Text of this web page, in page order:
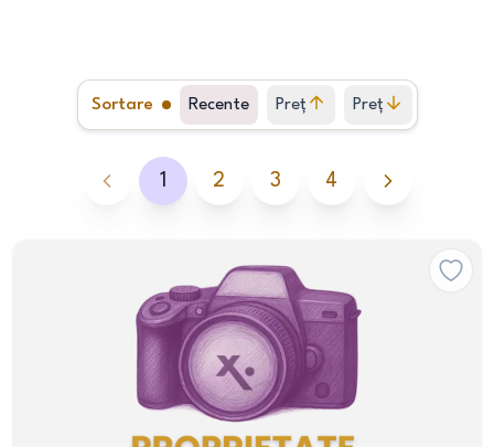
Sortare Recente Preț
crescător
Preț
descrescător
1 2 3 4